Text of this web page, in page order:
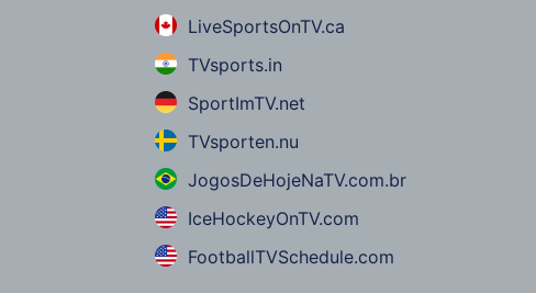
LiveSportsOnTV.ca
TVsports.in
SportImTV.net
TVsporten.nu
JogosDeHojeNaTV.com.br
IceHockeyOnTV.com
FootballTVSchedule.com